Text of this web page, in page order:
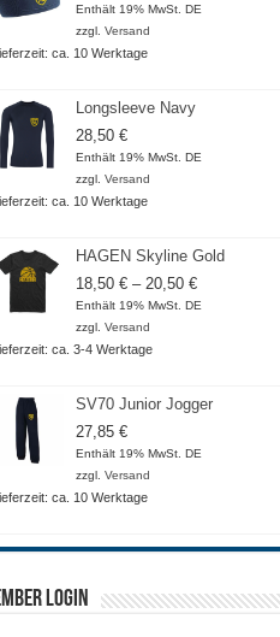
Enthält 19% MwSt. DE
zzgl. Versand
ca. 10 Werktage
Longsleeve Navy
28,50 €
Enthält 19% MwSt. DE
zzgl. Versand
ca. 10 Werktage
HAGEN Skyline Gold
18,50 € – 20,50 €Preisspanne:
18,50 €
Enthält 19% MwSt. DE
zzgl. Versand
ca. 3-4 Werktage
SV70 Junior Jogger
27,85 €
Enthält 19% MwSt. DE
zzgl. Versand
ca. 10 Werktage
Login